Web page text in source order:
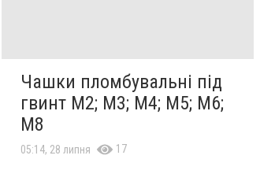
Чашки пломбувальні під
гвинт М2; М3; М4; М5; М6;
М8
05:14, 28 липня 17